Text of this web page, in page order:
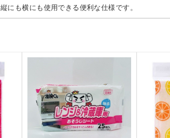
縦にも横にも使用できる便利な仕様です。